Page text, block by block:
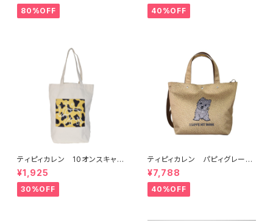
80%OFF 40%OFF
ティピィカレン 10オンスキャン
バス外ポケット縦長マイバッグ
¥1,925
30%OFF
ティピィカレン パピィグレーテ
リア2WAYハンドバッグ
¥7,788
40%OFF